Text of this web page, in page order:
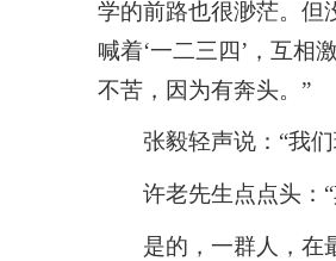
学的前路也很渺茫。但
喊着‘一二三四’，互相
不苦，因为有奔头。”
张毅轻声说：“我
许老先生点点头：
是的，一群人，在